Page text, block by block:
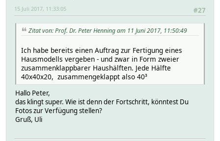
#27
15 Juli 2017, 11:33:05
Zitat von: Prof. Dr. Peter Henning am 11 Juni 2017, 11:50:49
Ich habe bereits einen Auftrag zur Fertigung eines
Hausmodells vergeben - und zwar in Form zweier
zusammenklappbarer Haushälften. Jede Hälfte
40x40x20, zusammengeklappt also 40³
Hallo Peter,
das klingt super. Wie ist denn der Fortschritt, könntest Du
Fotos zur Verfügung stellen?
Gruß, Uli